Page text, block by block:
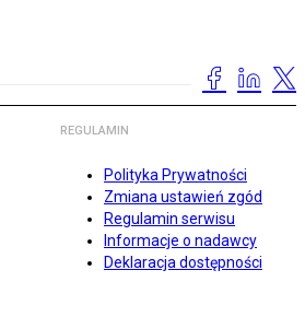
REGULAMIN
Polityka Prywatności
Zmiana ustawień zgód
Regulamin serwisu
Informacje o nadawcy
Deklaracja dostępności